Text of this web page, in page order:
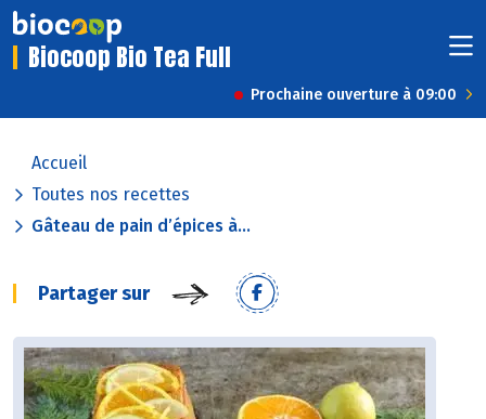
Biocoop Bio Tea Full
Prochaine ouverture à 09:00
Accueil
Toutes nos recettes
Gâteau de pain d’épices à...
Partager sur